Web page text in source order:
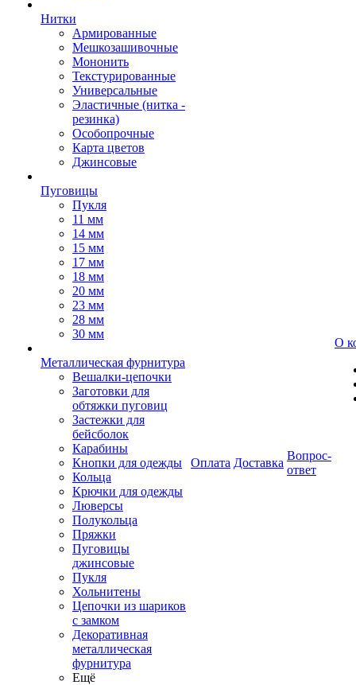
Нитки
Армированные
Мешкозашивочные
Мононить
Текстурированные
Универсальные
Эластичные (нитка -
резинка)
Особопрочные
Карта цветов
Джинсовые
Пуговицы
Пукля
11 мм
14 мм
15 мм
17 мм
18 мм
20 мм
23 мм
28 мм
30 мм
Металлическая фурнитура
Вешалки-цепочки
Заготовки для
обтяжки пуговиц
Застежки для
бейсболок
Карабины
Кнопки для одежды
Кольца
Крючки для одежды
Люверсы
Полукольца
Пряжки
Пуговицы
джинсовые
Пукля
Хольнитены
Цепочки из шариков
с замком
Декоративная
металлическая
фурнитура
Ещё
Оплата Доставка
Вопрос-
ответ
О